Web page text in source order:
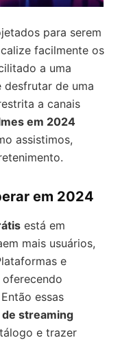
para serem
facilmente os
a uma
desfrutar de uma
a canais
em 2024
assistimos,
em 2024
está em
mais usuários,
e
oferecendo
essas
streaming
e trazer